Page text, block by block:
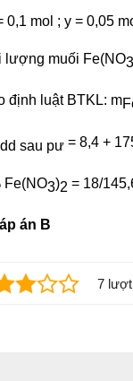
0,1 mol ; y = 0,05
lượng muối Fe(NO3
định luật BTKL: m
dd sau pư = 8,4 +
Fe(NO3)2 = 18/
án B
7